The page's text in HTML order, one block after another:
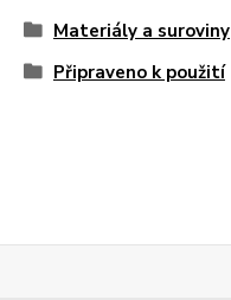
Materiály a suroviny
Připraveno k použití